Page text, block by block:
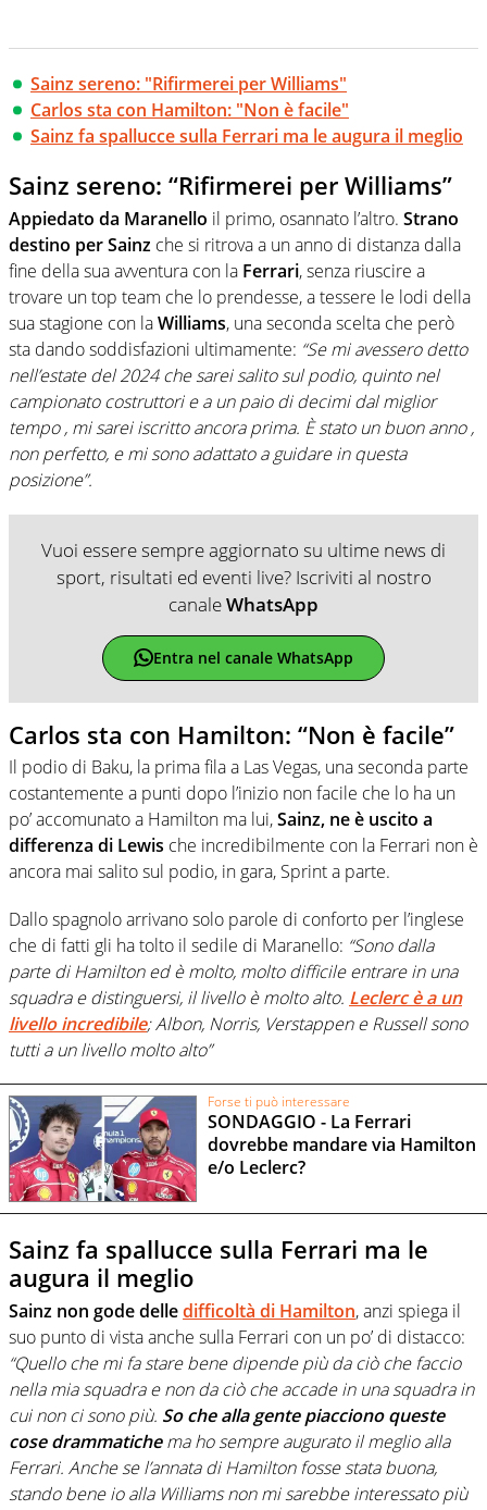
Sainz sereno: "Rifirmerei per Williams"
Carlos sta con Hamilton: "Non è facile"
Sainz fa spallucce sulla Ferrari ma le augura il meglio
Sainz sereno: “Rifirmerei per Williams”
Appiedato da Maranello il primo, osannato l’altro. Strano
destino per Sainz che si ritrova a un anno di distanza dalla
fine della sua avventura con la Ferrari, senza riuscire a
trovare un top team che lo prendesse, a tessere le lodi della
sua stagione con laWilliams, una seconda scelta che però
sta dando soddisfazioni ultimamente: “Se mi avessero detto
nell’estate del 2024 che sarei salito sul podio, quinto nel
campionato costruttori e a un paio di decimi dal miglior
tempo , mi sarei iscritto ancora prima. È stato un buon anno ,
non perfetto, e mi sono adattato a guidare in questa
posizione”.
Vuoi essere sempre aggiornato su ultime news di
sport, risultati ed eventi live? Iscriviti al nostro
canaleWhatsApp
Entra nel canale WhatsApp
Carlos sta con Hamilton: “Non è facile”
Il podio di Baku, la prima fila a Las Vegas, una seconda parte
costantemente a punti dopo l’inizio non facile che lo ha un
po’ accomunato a Hamilton ma lui,Sainz, ne è uscito a
differenza di Lewis che incredibilmente con la Ferrari non è
ancora mai salito sul podio, in gara, Sprint a parte.
Dallo spagnolo arrivano solo parole di conforto per l’inglese
che di fatti gli ha tolto il sedile di Maranello: “Sono dalla
parte di Hamilton ed è molto, molto difficile entrare in una
squadra e distinguersi, il livello è molto alto. Leclerc è a un
livello incredibile; Albon, Norris, Verstappen e Russell sono
tutti a un livello molto alto”
Forse ti può interessare
SONDAGGIO - La Ferrari
dovrebbe mandare via Hamilton
e/o Leclerc?
Sainz fa spallucce sulla Ferrari ma le
augura il meglio
Sainz non gode delledifficoltà di Hamilton, anzi spiega il
suo punto di vista anche sulla Ferrari con un po’ di distacco:
“Quello che mi fa stare bene dipende più da ciò che faccio
nella mia squadra e non da ciò che accade in una squadra in
cui non ci sono più. So che alla gente piacciono queste
cose drammatichema ho sempre augurato il meglio alla
Ferrari. Anche se l’annata di Hamilton fosse stata buona,
stando bene io alla Williams non mi sarebbe interessato più